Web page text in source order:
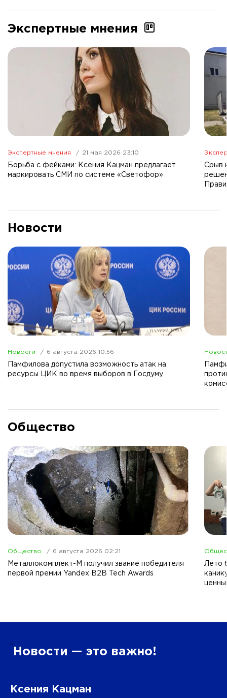
Экспертные мнения
Экспертные мнения 21 мая 2026 23:10
Борьба с фейками: Ксения Кацман предлагает
маркировать СМИ по системе «Светофор»
Срыв
Новости
Новости 6 августа 2026 10:56
Памфилова допустила возможность атак на
ресурсы ЦИК во время выборов в Госдуму
Общество
Общество 6 августа 2026 02:21
Металлокомплект-М получил звание победителя
первой премии Yandex B2B Tech Awards
Лето
” Новости — это важно!
Ксения Кацман